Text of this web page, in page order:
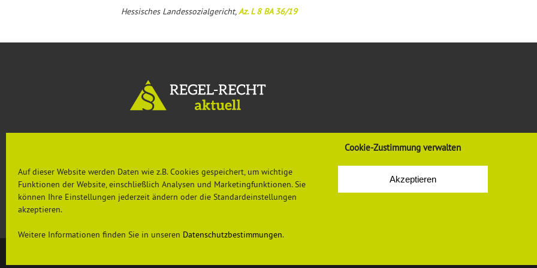
Cookie-Zustimmung verwalten
Auf dieser Website werden Daten wie z.B. Cookies gespeichert, um wichtige
Funktionen der Website, einschließlich Analysen und Marketingfunktionen. Sie
können Ihre Einstellungen jederzeit ändern oder die Standardeinstellungen
akzeptieren.
Weitere Informationen finden Sie in unseren Datenschutzbestimmungen.
Akzeptieren
Hessisches Landessozialgericht,Az. L 8 BA 36/19
Aktuelles
Rechtsprechung & Urteile
Nachgefragt
VORSCHRIFTEN & REGELWERK
Gesetze, Verordnungen, Regeln
Vorschriften und Regelwerk der DGUV
Europäische Regelungen
INFORMATIONEN
Impressum